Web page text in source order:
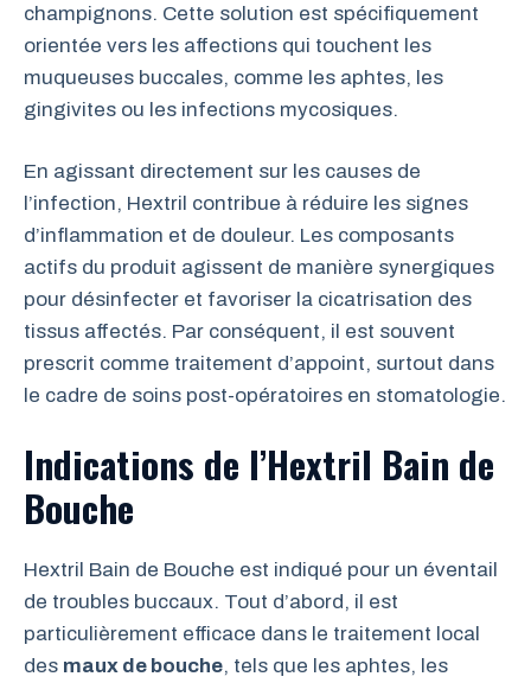
champignons. Cette solution est spécifiquement
orientée vers les affections qui touchent les
muqueuses buccales, comme les aphtes, les
gingivites ou les infections mycosiques.
En agissant directement sur les causes de
l’infection, Hextril contribue à réduire les signes
d’inflammation et de douleur. Les composants
actifs du produit agissent de manière synergiques
pour désinfecter et favoriser la cicatrisation des
tissus affectés. Par conséquent, il est souvent
prescrit comme traitement d’appoint, surtout dans
le cadre de soins post-opératoires en stomatologie.
Indications de l’Hextril Bain de
Bouche
Hextril Bain de Bouche est indiqué pour un éventail
de troubles buccaux. Tout d’abord, il est
particulièrement efficace dans le traitement local
des maux de bouche, tels que les aphtes, les